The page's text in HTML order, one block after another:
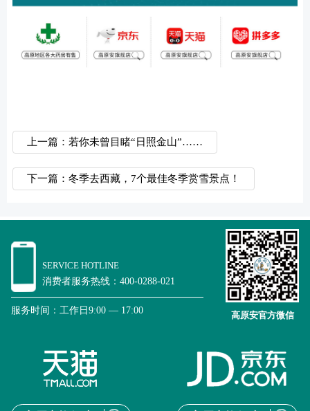
上一篇：若你未曾目睹“日照金山”……
下一篇：冬季去西藏，7个最佳冬季赏雪景点！
SERVICE HOTLINE
消费者服务热线：400-0288-021
服务时间：工作日9:00 — 17:00 高原安官方微信